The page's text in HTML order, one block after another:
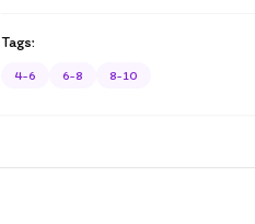
Tags:
4-6 6-8 8-10